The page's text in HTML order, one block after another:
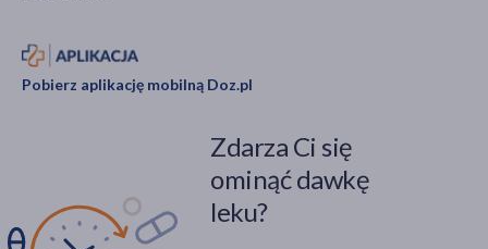
Pobierz aplikację mobilną Doz.pl
Zdarza Ci się
ominąć dawkę
leku?